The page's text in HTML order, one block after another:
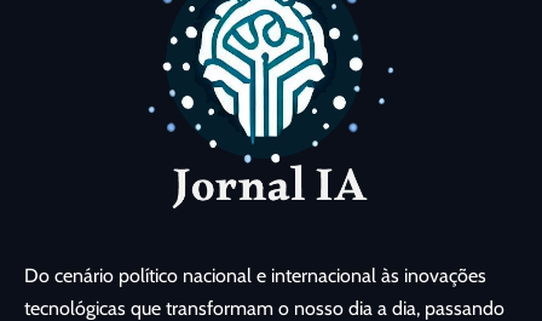
Do cenário político nacional e internacional às inovações
tecnológicas que transformam o nosso dia a dia, passando